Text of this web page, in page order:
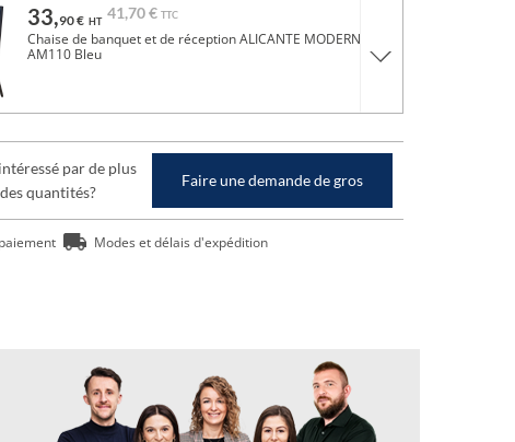
33,90 € HT 41,70 € TTC
Chaise de banquet et de réception ALICANTE MODERN
AM110 Bleu
par de plus
quantités?
Faire une demande de gros
Modes et délais d'expédition